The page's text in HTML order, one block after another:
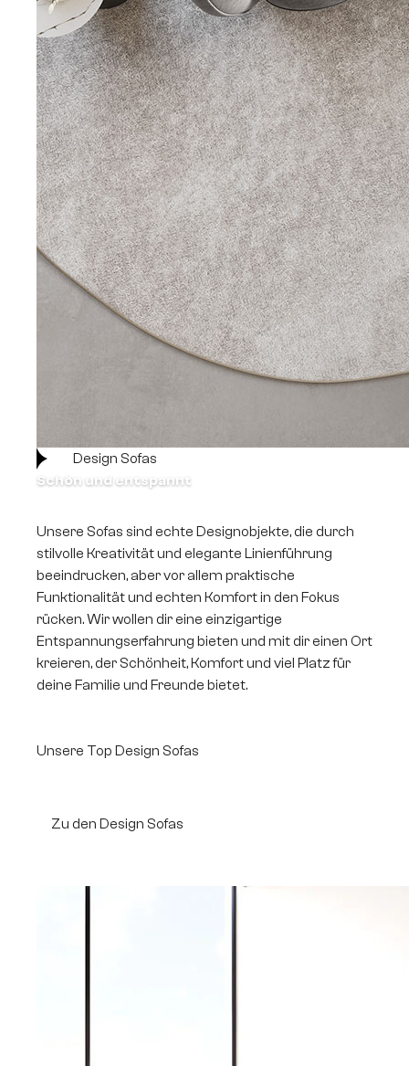
Design Sofas
Schön und entspannt
Unsere Sofas sind echte Designobjekte, die durch
stilvolle Kreativität und elegante Linienführung
beeindrucken, aber vor allem praktische
Funktionalität und echten Komfort in den Fokus
rücken. Wir wollen dir eine einzigartige
Entspannungserfahrung bieten und mit dir einen Ort
kreieren, der Schönheit, Komfort und viel Platz für
deine Familie und Freunde bietet.
Unsere Top Design Sofas
Zu den Design Sofas